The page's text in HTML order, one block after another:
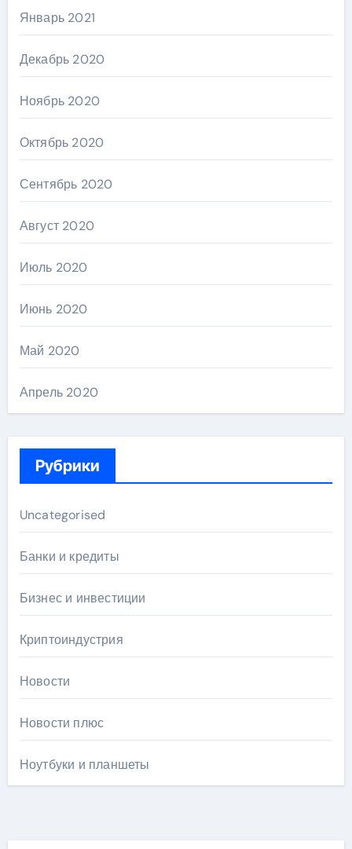
Январь 2021
Декабрь 2020
Ноябрь 2020
Октябрь 2020
Сентябрь 2020
Август 2020
Июль 2020
Июнь 2020
Май 2020
Апрель 2020
Рубрики
Uncategorised
Банки и кредиты
Бизнес и инвестиции
Криптоиндустрия
Новости
Новости плюс
Ноутбуки и планшеты